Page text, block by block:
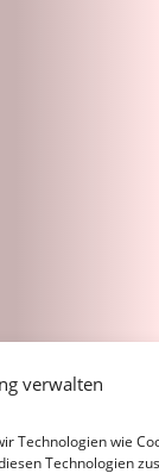
verwalten
Technologien wie
Technologien